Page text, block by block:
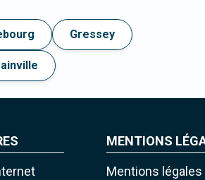
Gressey
MENTIONS
Mentions légales